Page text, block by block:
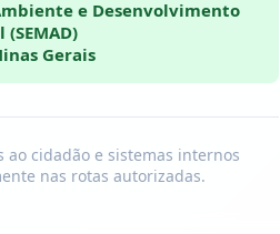
e Desenvolvimento
Gerais
ao cidadão e sistemas internos
nas rotas autorizadas.